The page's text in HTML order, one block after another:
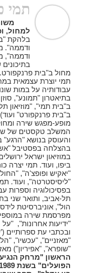
תמי
למחול,
ודממה".
ודממה",
מחול ב"בית
תמי יוצרת עצמאית
עבודותיה על במות
בתיאטרון "תמונע",
ב"בית תמי", "מוזיאון
ב"בית פרנקפורט" ועוד).
מופע-מפגש שירה
המשלב טקסטים של
והעוסק בנושא "הרגע"
במוזיאון ישראל
ביפו, ועוד. תמי יצרה
"יאקיש ופופצ'ה",
"ליסיסטרטה", ועוד.
בפסיכולוגיה וספרות
תל-אביב, ותואר שני
הול", אוניברסיטת
מפרסמת שירה
"ידיעות אחרונות",
ובכתבי עת ספרותיים
"שופרא", "אפיריון") מאז 1980.
הראשון "מרחק